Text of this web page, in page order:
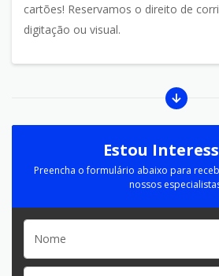
cartões! Reservamos o direito de
digitação ou visual.
Estou
Preencha o formulário abaixo para
nossos